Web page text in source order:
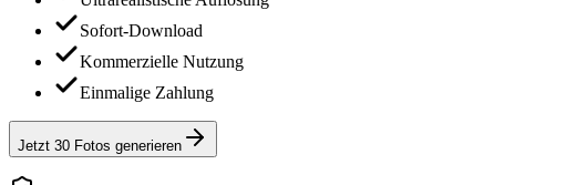
Sofort-Download
Kommerzielle Nutzung
Einmalige Zahlung
Jetzt 30 Fotos generieren